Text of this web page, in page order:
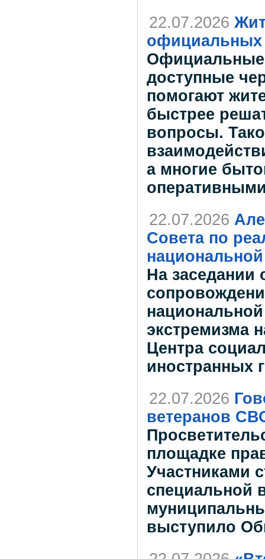
22.07.2026
официальных
Официальные
доступные
помогают
быстрее
вопросы.
а многие
22.07.2026
Совета по
На
экстремизма
Центра
иностранных
22.07.2026
ветеранов
площадке
Участниками
специальной
выступило